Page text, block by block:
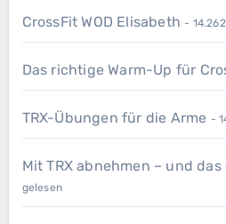
CrossFit WOD Elisabeth -
Das richtige Warm-Up für
TRX-Übungen für die Arme -
Mit TRX abnehmen – und
gelesen